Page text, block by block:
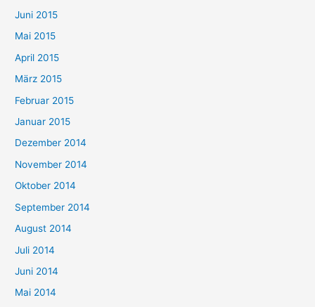
Juni 2015
Mai 2015
April 2015
März 2015
Februar 2015
Januar 2015
Dezember 2014
November 2014
Oktober 2014
September 2014
August 2014
Juli 2014
Juni 2014
Mai 2014